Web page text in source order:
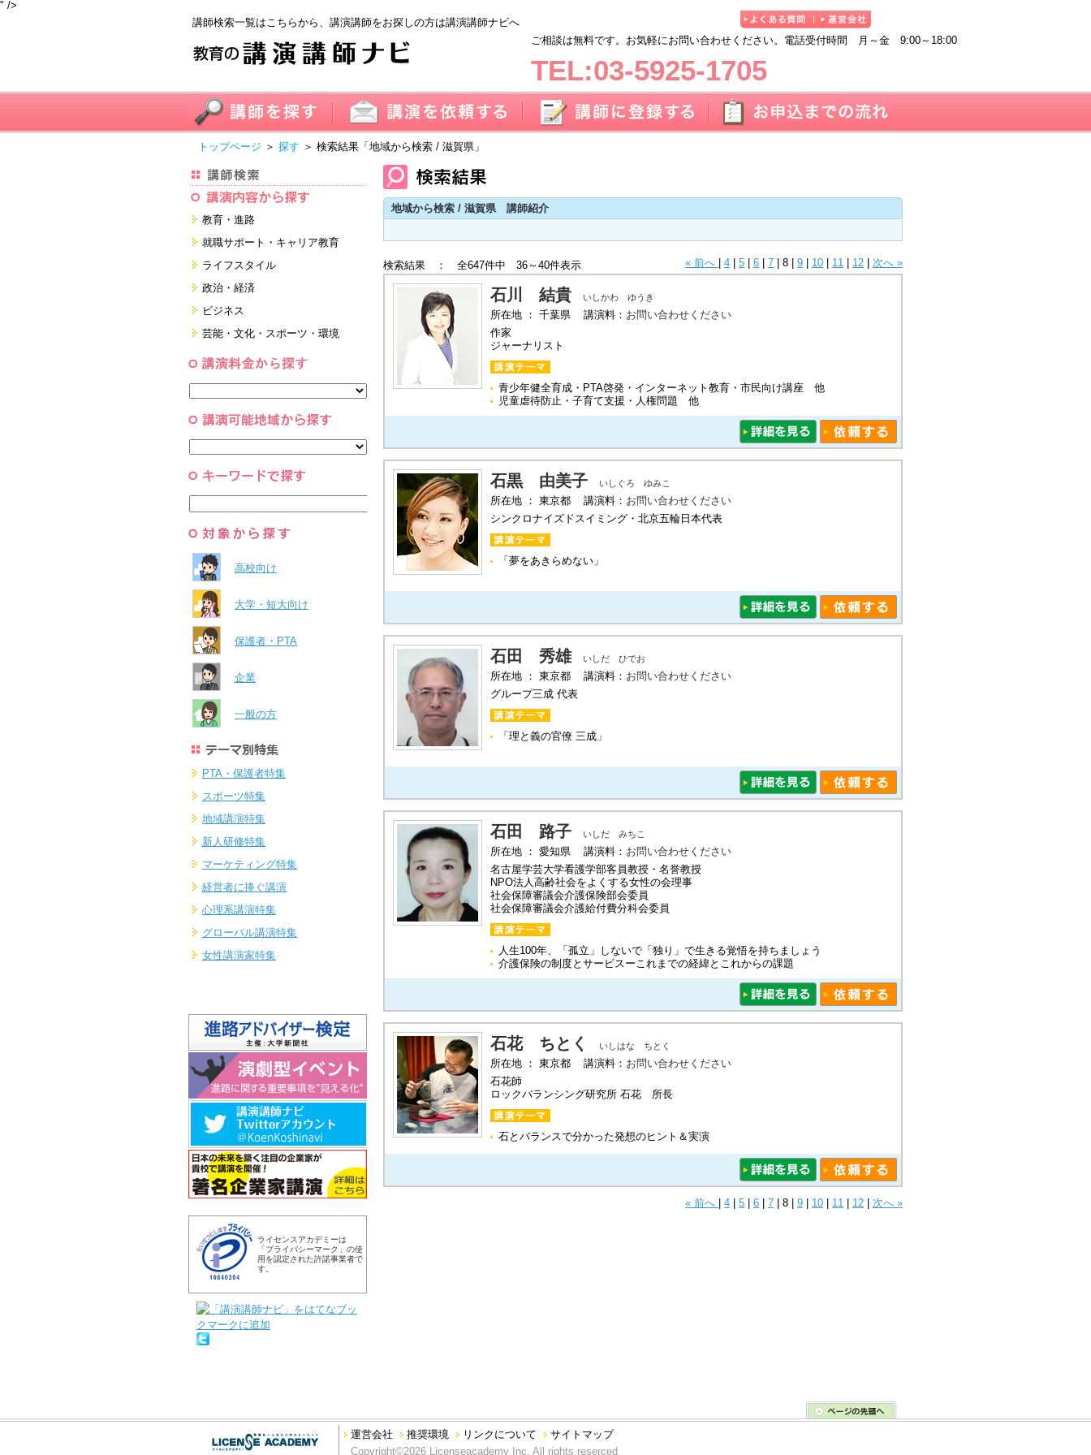
" />
講師検索一覧はこちらから、講演講師をお探しの方は講演講師ナビへ
ご相談は無料です。お気軽にお問い合わせください。電話受付時間 月～金 9:00～18:00
TEL:03-5925-1705
トップページ ＞ 探す ＞ 検索結果 「地域から検索 / 滋賀県」
教育・進路
進学・受験
教員・保護者
すべて
就職サポート・キャリア教育
就職サポートツール対策
面接・ディスカッション・マナー
対策
ライフスタイル
健康・美容・女性・食育
看護・介護・ボランティア
すべて
政治・経済
国際
日本
ビジネス
経営・マーケティング・ファイナ
ンス
コーチング・メンタルヘルス・人
芸能・文化・スポーツ・環境
スポーツ
すべて
高校向け
大学・短大向け
保護者・PTA
企業
一般の方
PTA・保護者特集
スポーツ特集
地域講演特集
新人研修特集
マーケティング特集
経営者に捧ぐ講演
心理系講演特集
グローバル講演特集
女性講演家特集
ライセンスアカデミーは
「プライバシーマーク」の使
用を認定された許諾事業者で
す。
地域から検索 / 滋賀県 講師紹介
検索結果 ： 全647件中 36～40件表示 « 前へ 4 5 6 7 8 9 10 11 12 次へ »
石川 結貴 いしかわ ゆうき
所在地 ： 千葉県 講演料： お問い合わせください
作家
ジャーナリスト
青少年健全育成・PTA啓発・インターネット教育・市民向け講座 他
児童虐待防止・子育て支援・人権問題 他
石黒 由美子 いしぐろ ゆみこ
所在地 ： 東京都 講演料： お問い合わせください
シンクロナイズドスイミング・北京五輪日本代表
「夢をあきらめない」
石田 秀雄 いしだ ひでお
所在地 ： 東京都 講演料： お問い合わせください
グループ三成 代表
「理と義の官僚 三成」
石田 路子 いしだ みちこ
所在地 ： 愛知県 講演料： お問い合わせください
名古屋学芸大学看護学部客員教授・名誉教授
NPO法人高齢社会をよくする女性の会理事
社会保障審議会介護保険部会委員
社会保障審議会介護給付費分科会委員
人生100年、「孤立」しないで「独り」で生きる覚悟を持ちましょう
介護保険の制度とサービスーこれまでの経緯とこれからの課題
石花 ちとく いしはな ちとく
所在地 ： 東京都 講演料： お問い合わせください
石花師
ロックバランシング研究所 石花 所長
石とバランスで分かった発想のヒント＆実演
« 前へ 4 5 6 7 8 9 10 11 12 次へ »
運営会社 推奨環境 リンクについて
サイトマップ
Copyright©2026 Licenseacademy Inc. All rights reserced